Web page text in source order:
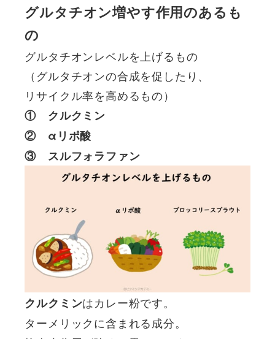
グルタチオン増やす作用のあるも
の
グルタチオンレベルを上げるもの
（グルタチオンの合成を促したり、
リサイクル率を高めるもの）
① クルクミン
② αリポ酸
③ スルフォラファン
クルクミンはカレー粉です。
ターメリックに含まれる成分。